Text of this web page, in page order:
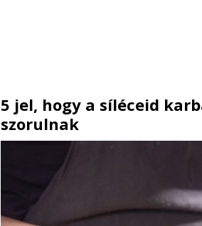
5 jel, hogy a síléceid
szorulnak